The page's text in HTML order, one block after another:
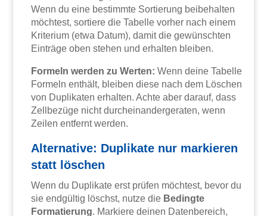
Wenn du eine bestimmte Sortierung beibehalten
möchtest, sortiere die Tabelle vorher nach einem
Kriterium (etwa Datum), damit die gewünschten
Einträge oben stehen und erhalten bleiben.
Formeln werden zu Werten: Wenn deine Tabelle
Formeln enthält, bleiben diese nach dem Löschen
von Duplikaten erhalten. Achte aber darauf, dass
Zellbezüge nicht durcheinandergeraten, wenn
Zeilen entfernt werden.
Alternative: Duplikate nur markieren
statt löschen
Wenn du Duplikate erst prüfen möchtest, bevor du
sie endgültig löschst, nutze die Bedingte
Formatierung. Markiere deinen Datenbereich,